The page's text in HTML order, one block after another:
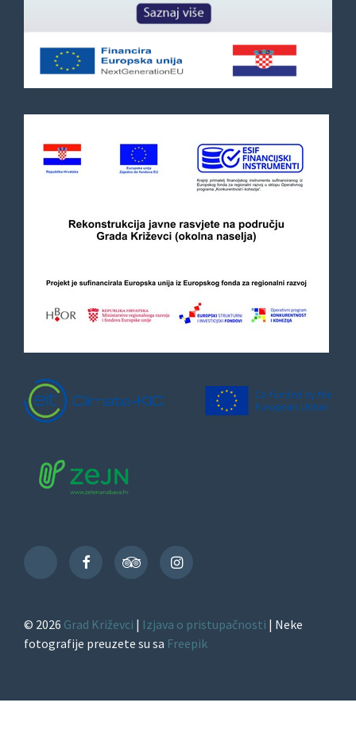
TikTok
FacebookTripAdvisorInstagram
© 2026 Grad Križevci | Izjava o pristupačnosti | Neke
fotografije preuzete su sa Freepik